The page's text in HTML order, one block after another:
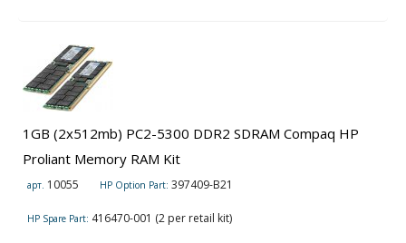
1GB (2x512mb) PC2-5300 DDR2 SDRAM Compaq HP
Proliant Memory RAM Kit
арт. 10055 HP Option Part: 397409-B21
HP Spare Part: 416470-001 (2 per retail kit)